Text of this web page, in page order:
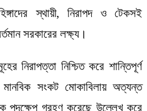
স্থায়ী, নিরাপদ ও টেকসই
সরকারের লক্ষ্য।
নিরাপত্তা নিশ্চিত করে শান্তিপূর্ণ
মানবিক সংকট মোকাবিলায় অত্যন্ত
পদক্ষেপ গ্রহণ করেছে উল্লেখ করে